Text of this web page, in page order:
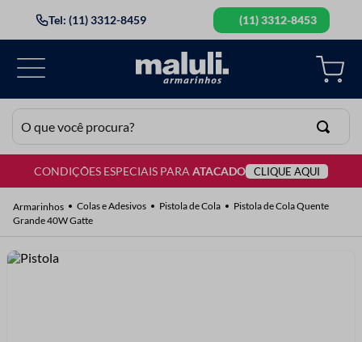
Tel: (11) 3312-8459 (11) 3312-8453
O que você procura?
CONDIÇÕES ESPECIAIS PARAATACADO CLIQUE AQUI
Colas e Adesivos Pistola de Cola
Pistola de Cola Quente
Grande 40W Gatte
TERMOS MAIS BUSCADOS
2º
barbante
3º
botão